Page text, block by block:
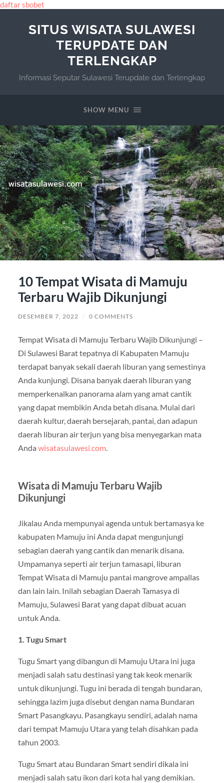
daftar sbobet
SITUS WISATA SULAWESI
TERUPDATE DAN
TERLENGKAP
Informasi Seputar Sulawesi Terupdate dan Terlengkap
SHOW MENU
10 Tempat Wisata di Mamuju
Terbaru Wajib Dikunjungi
DESEMBER 7, 2022 / 0 COMMENTS
Tempat Wisata di Mamuju Terbaru Wajib Dikunjungi –
Di Sulawesi Barat tepatnya di Kabupaten Mamuju
terdapat banyak sekali daerah liburan yang semestinya
Anda kunjungi. Disana banyak daerah liburan yang
memperkenalkan panorama alam yang amat cantik
yang dapat membikin Anda betah disana. Mulai dari
daerah kultur, daerah bersejarah, pantai, dan adapun
daerah liburan air terjun yang bisa menyegarkan mata
Anda wisatasulawesi.com
Wisata di Mamuju Terbaru Wajib
Dikunjungi
Jikalau Anda mempunyai agenda untuk bertamasya ke
kabupaten Mamuju ini Anda dapat mengunjungi
sebagian daerah yang cantik dan menarik disana.
Umpamanya seperti air terjun tamasapi, liburan
Tempat Wisata di Mamuju pantai mangrove ampallas
dan lain lain. Inilah sebagian Daerah Tamasya di
Mamuju, Sulawesi Barat yang dapat dibuat acuan
untuk Anda.
1. Tugu Smart
Tugu Smart yang dibangun di Mamuju Utara ini juga
menjadi salah satu destinasi yang tak keok menarik
untuk dikunjungi. Tugu ini berada di tengah bundaran,
sehingga lazim juga disebut dengan nama Bundaran
Smart Pasangkayu. Pasangkayu sendiri, adalah nama
dari tempat Mamuju Utara yang telah disahkan pada
tahun 2003.
Tugu Smart atau Bundaran Smart sendiri dikala ini
menjadi salah satu ikon dari kota hal yang demikian.